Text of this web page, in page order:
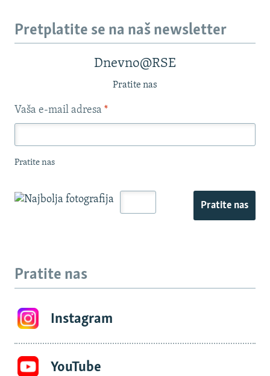
Pretplatite se na naš newsletter
Dnevno@RSE
Pratite nas
Vaša e-mail adresa *
Pratite nas
Pratite nas
Pratite nas
Instagram
YouTube